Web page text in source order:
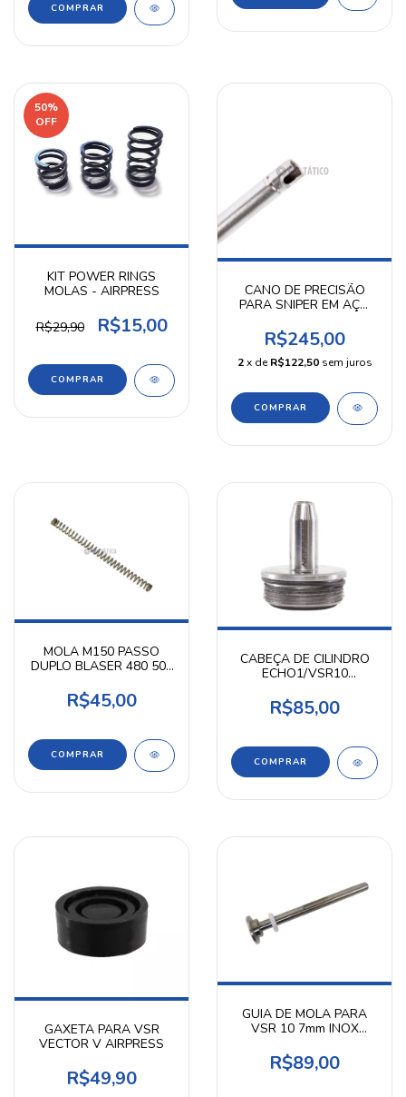
50%
OFF
KIT POWER RINGS
MOLAS - AIRPRESS
R$29,90 R$15,00
CANO DE PRECISÃO
PARA SNIPER EM AÇO
AIRPRESS
R$245,00
2 x deR$122,50 sem juros
MOLA M150 PASSO
DUPLO BLASER 480 500
R$45,00
CABEÇA DE CILINDRO
ECHO1/VSR10
R$85,00
GAXETA PARA VSR
VECTOR V AIRPRESS
R$49,90
GUIA DE MOLA PARA
VSR 10 7mm INOX
R$89,00